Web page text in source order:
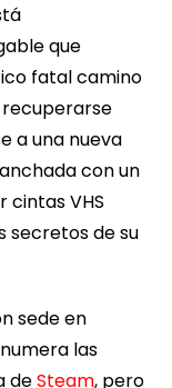
que
fatal camino
a una nueva
con un
cintas VHS
secretos de su
sede en
las
deSteam, pero